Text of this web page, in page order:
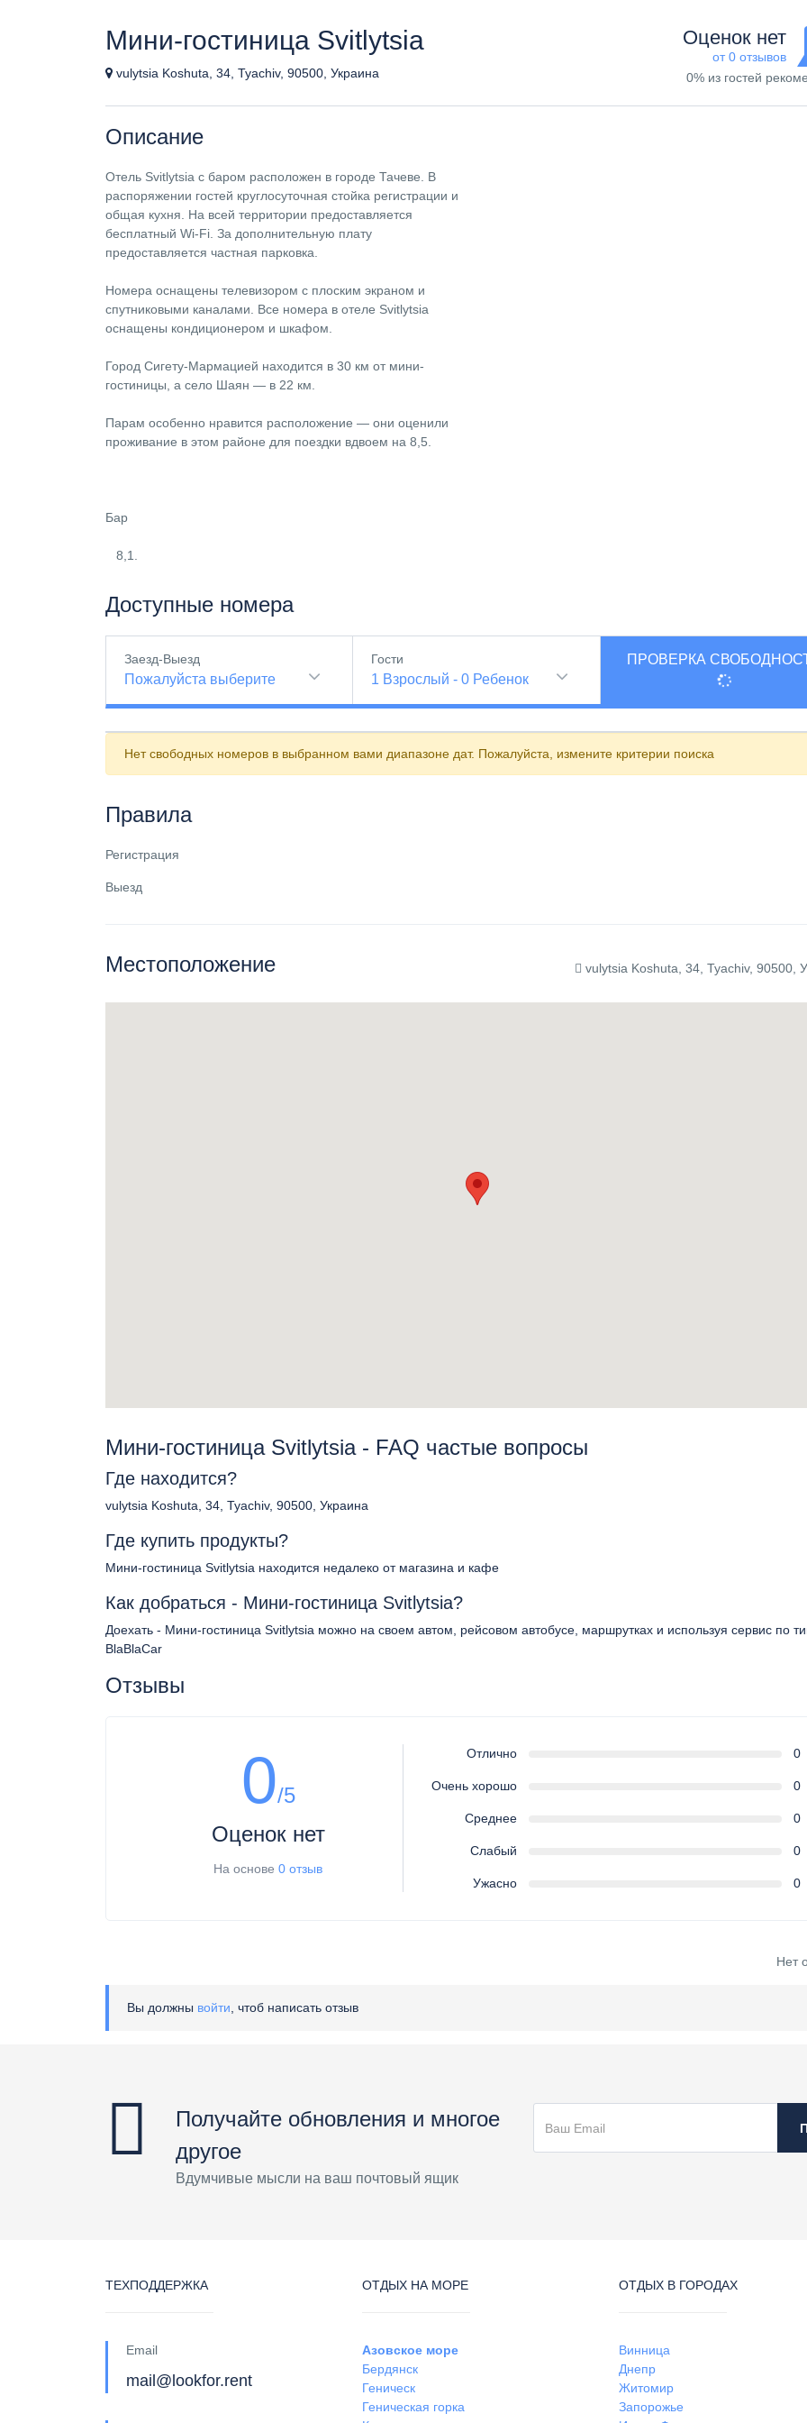
Мини-гостиница Svitlytsia
vulytsia Koshuta, 34, Tyachiv, 90500, Украина
Оценок нет
от 0 отзывов
0% из гостей
Описание
Отель Svitlytsia с баром расположен в городе Тачеве. В
распоряжении гостей круглосуточная стойка регистрации и
общая кухня. На всей территории предоставляется
бесплатный Wi-Fi. За дополнительную плату
предоставляется частная парковка.
Номера оснащены телевизором с плоским экраном и
спутниковыми каналами. Все номера в отеле Svitlytsia
оснащены кондиционером и шкафом.
Город Сигету-Мармацией находится в 30 км от мини-
гостиницы, а село Шаян — в 22 км.
Парам особенно нравится расположение — они оценили
проживание в этом районе для поездки вдвоем на 8,5.
Бар
8,1.
Доступные номера
Заезд-Выезд
Пожалуйста выберите
Гости
1 Взрослый -0 Ребенок
ПРОВЕРКА
Нет свободных номеров в выбранном вами диапазоне дат. Пожалуйста, измените критерии поиска
Правила
Регистрация
Выезд
Местоположение vulytsia Koshuta, 34, Tyachiv, 90500,
Мини-гостиница Svitlytsia - FAQ частые вопросы
Где находится?
vulytsia Koshuta, 34, Tyachiv, 90500, Украина
Где купить продукты?
Мини-гостиница Svitlytsia находится недалеко от магазина и кафе
Как добраться - Мини-гостиница Svitlytsia?
Доехать - Мини-гостиница Svitlytsia можно на своем автом, рейсовом автобусе, маршрутках и используя сервис по
BlaBlaCar
Отзывы
0/5
Оценок нет
На основе0 отзыв
Отлично 0
Очень хорошо 0
Среднее 0
Слабый 0
Ужасно 0
Нет
Вы должны войти , чтоб написать отзыв
Получайте обновления и многое
другое
Вдумчивые мысли на ваш почтовый ящик
ТЕХПОДДЕРЖКА
Email
mail@lookfor.rent
ОТДЫХ НА МОРЕ
Азовское море
Бердянск
Геническ
Геническая горка
ОТДЫХ В ГОРОДАХ
Винница
Днепр
Житомир
Запорожье